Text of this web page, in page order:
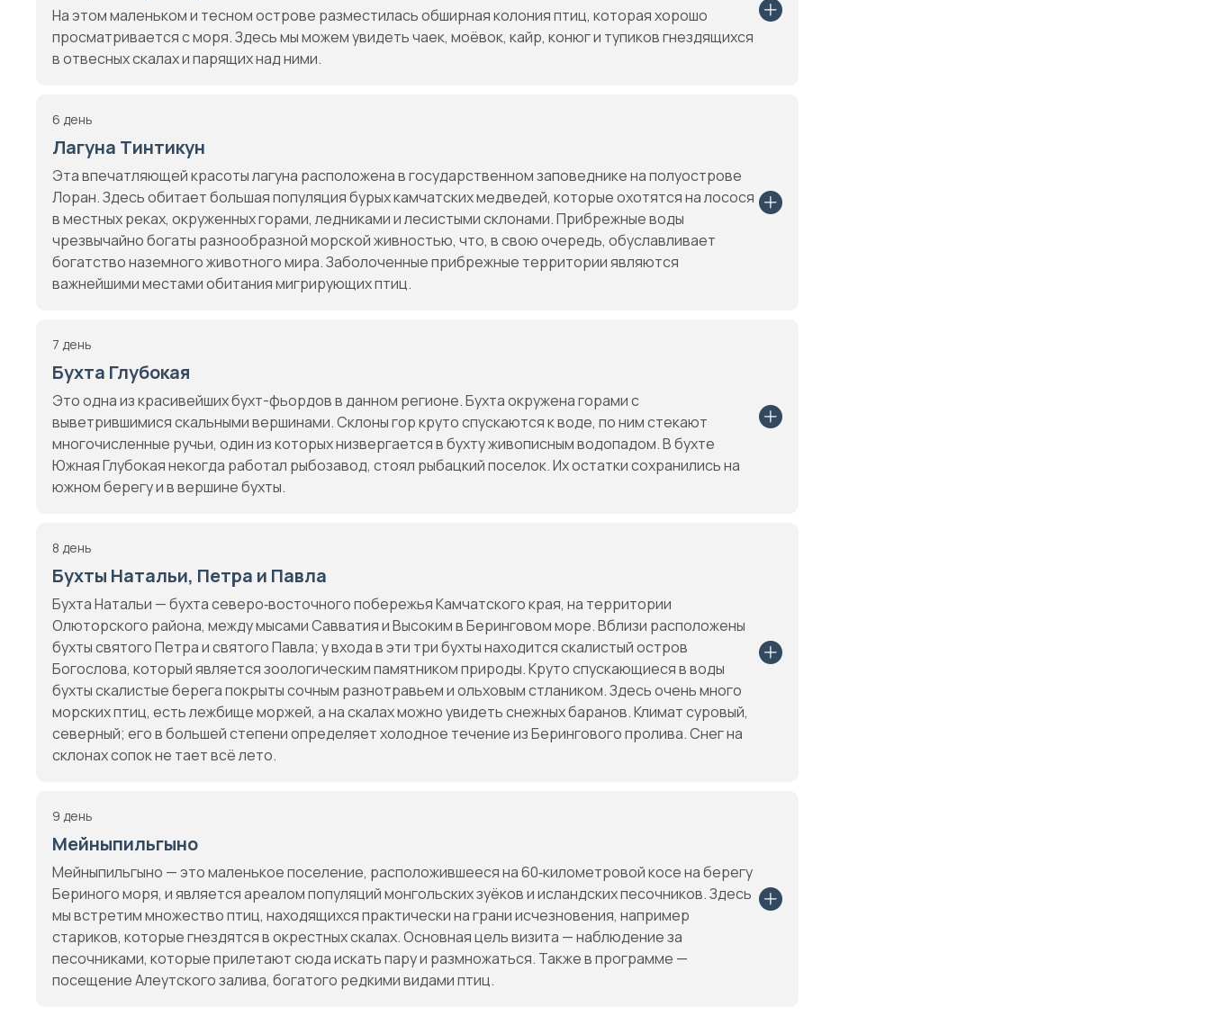
На этом маленьком и тесном острове разместилась обширная колония птиц, которая хорошо
просматривается с моря. Здесь мы можем увидеть чаек, моёвок, кайр, конюг и тупиков гнездящихся
в отвесных скалах и парящих над ними.
6 день
Лагуна Тинтикун
Эта впечатляющей красоты лагуна расположена в государственном заповеднике на полуострове
Лоран. Здесь обитает большая популяция бурых камчатских медведей, которые охотятся на лосося
в местных реках, окруженных горами, ледниками и лесистыми склонами. Прибрежные воды
чрезвычайно богаты разнообразной морской живностью, что, в свою очередь, обуславливает
богатство наземного животного мира. Заболоченные прибрежные территории являются
важнейшими местами обитания мигрирующих птиц.
7 день
Бухта Глубокая
Это одна из красивейших бухт-фьордов в данном регионе. Бухта окружена горами с
выветрившимися скальными вершинами. Склоны гор круто спускаются к воде, по ним стекают
многочисленные ручьи, один из которых низвергается в бухту живописным водопадом. В бухте
Южная Глубокая некогда работал рыбозавод, стоял рыбацкий поселок. Их остатки сохранились на
южном берегу и в вершине бухты.
8 день
Бухты Натальи, Петра и Павла
Бухта Натальи — бухта северо‑восточного побережья Камчатского края, на территории
Олюторского района, между мысами Савватия и Высоким в Беринговом море. Вблизи расположены
бухты святого Петра и святого Павла; у входа в эти три бухты находится скалистый остров
Богослова, который является зоологическим памятником природы. Круто спускающиеся в воды
бухты скалистые берега покрыты сочным разнотравьем и ольховым стлаником. Здесь очень много
морских птиц, есть лежбище моржей, а на скалах можно увидеть снежных баранов. Климат суровый,
северный; его в большей степени определяет холодное течение из Берингового пролива. Снег на
склонах сопок не тает всё лето.
9 день
Мейныпильгыно
Мейныпильгыно — это маленькое поселение, расположившееся на 60‑километровой косе на берегу
Бериного моря, и является ареалом популяций монгольских зуёков и исландских песочников. Здесь
мы встретим множество птиц, находящихся практически на грани исчезновения, например
стариков, которые гнездятся в окрестных скалах. Основная цель визита — наблюдение за
песочниками, которые прилетают сюда искать пару и размножаться. Также в программе —
посещение Алеутского залива, богатого редкими видами птиц.